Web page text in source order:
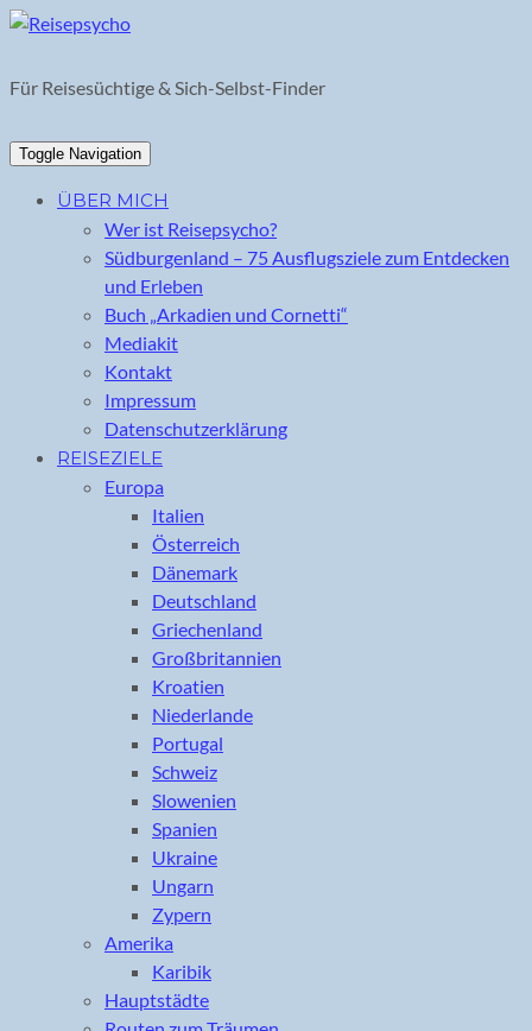
Skip
content
Für Reisesüchtige & Sich-Selbst-Finder
Toggle Navigation
ÜBER MICH
Wer ist Reisepsycho?
Südburgenland – 75 Ausflugsziele zum Entdecken
und Erleben
Buch „Arkadien und Cornetti“
Mediakit
Kontakt
Impressum
Datenschutzerklärung
REISEZIELE
Europa
Italien
Österreich
Dänemark
Deutschland
Griechenland
Großbritannien
Kroatien
Niederlande
Portugal
Schweiz
Slowenien
Spanien
Ukraine
Ungarn
Zypern
Amerika
Karibik
Hauptstädte